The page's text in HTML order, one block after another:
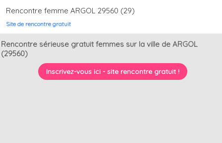
Rencontre femme ARGOL 29560 (29)
Site de rencontre gratuit
Rencontre sérieuse gratuit femmes sur la ville de ARGOL
(29560)
Inscrivez-vous ici - site rencontre gratuit !